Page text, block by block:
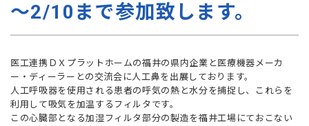
～2/10まで参加致します。
医工連携ＤＸプラットホームの福井の県内企業と医療機器メーカ
ー・ディーラーとの交流会に人工鼻を出展しております。
人工呼吸器を使用される患者の呼気の熱と水分を捕捉し、これらを
利用して吸気を加温するフィルタです。
この心臓部となる加湿フィルタ部分の製造を福井工場にておこない